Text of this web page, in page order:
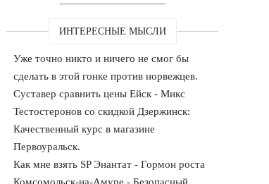
ИНТЕРЕСНЫЕ МЫСЛИ
Уже точно никто и ничего не смог бы
сделать в этой гонке против норвежцев.
Суставер сравнить цены Ейск - Микс
Тестостеронов со скидкой Дзержинск:
Качественный курс в магазине
Первоуральск.
Как мне взять SP Энантат - Гормон роста
Комсомольск-на-Амуре - Безопасный